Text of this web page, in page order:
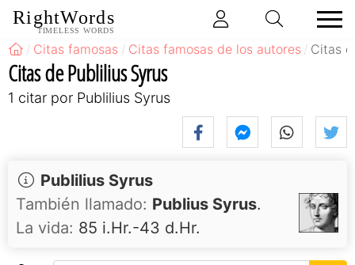
RightWords
TIMELESS WORDS
Citas famosas Citas famosas de los autores Citas
Citas de Publilius Syrus
1 citar por Publilius Syrus
Publilius Syrus
También llamado: Publius Syrus.
La vida: 85 i.Hr.-43 d.Hr.